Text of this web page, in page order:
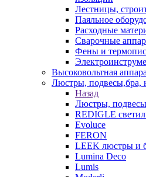
Лестницы,
Паяльное
Расходные
Сварочные
Фены и
Высоковольтная
Люстры, подвесы,бра,
Назад
Люстры,
REDIGLE
Evoluce
FERON
LEEK люстры и
Lumina Deco
Lumis